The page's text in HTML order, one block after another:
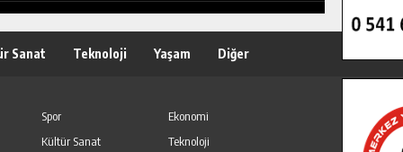
Sanat Teknoloji Yaşam Diğer
Spor
Ekonomi
Kültür Sanat
Teknoloji